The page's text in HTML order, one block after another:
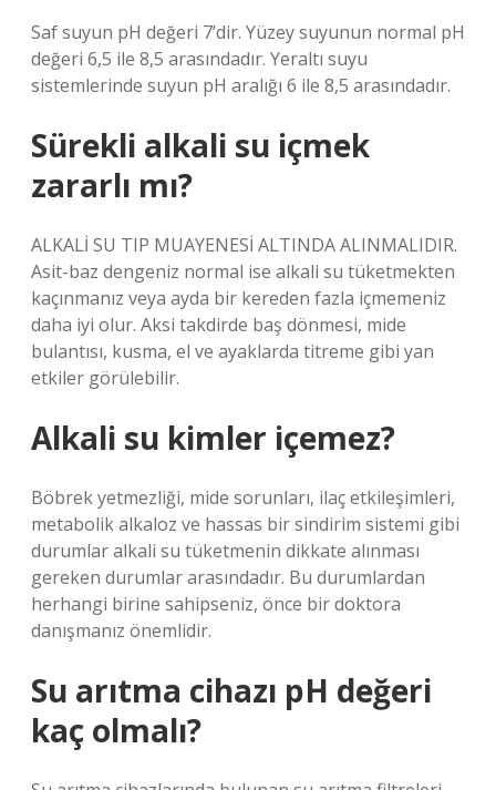
Saf suyun pH değeri 7’dir. Yüzey suyunun normal pH
değeri 6,5 ile 8,5 arasındadır. Yeraltı suyu
sistemlerinde suyun pH aralığı 6 ile 8,5 arasındadır.
Sürekli alkali su içmek
zararlı mı?
ALKALİ SU TIP MUAYENESİ ALTINDA ALINMALIDIR.
Asit-baz dengeniz normal ise alkali su tüketmekten
kaçınmanız veya ayda bir kereden fazla içmemeniz
daha iyi olur. Aksi takdirde baş dönmesi, mide
bulantısı, kusma, el ve ayaklarda titreme gibi yan
etkiler görülebilir.
Alkali su kimler içemez?
Böbrek yetmezliği, mide sorunları, ilaç etkileşimleri,
metabolik alkaloz ve hassas bir sindirim sistemi gibi
durumlar alkali su tüketmenin dikkate alınması
gereken durumlar arasındadır. Bu durumlardan
herhangi birine sahipseniz, önce bir doktora
danışmanız önemlidir.
Su arıtma cihazı pH değeri
kaç olmalı?